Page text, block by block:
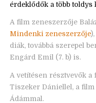
érdeklődők a több
A film zeneszerzője
Mindenki zeneszerzője
diák, továbbá szerepel
Engárd Emil (7. b) is.
A vetítésen résztvevők a
Tiszeker Dániellel, a
Ádámmal.